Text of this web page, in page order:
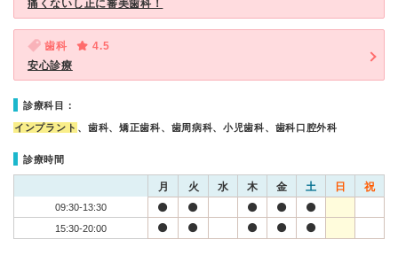
痛くないし正に審美歯科！
歯科
4.5
安心診療
診療科目：
インプラント 、歯科、矯正歯科、歯周病科、小児歯科、歯科口腔外科
診療時間
月 火 水 木 金 土 日 祝
09:30-13:30
15:30-20:00